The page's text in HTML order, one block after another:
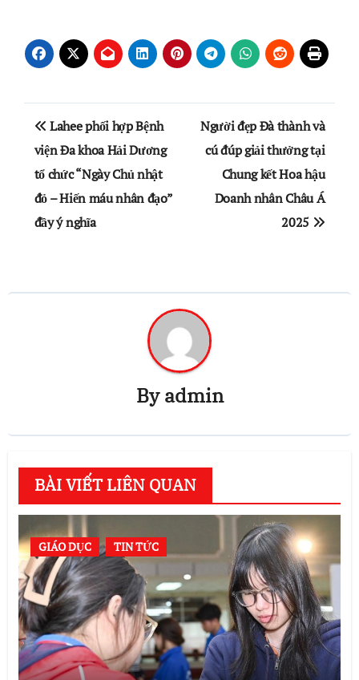
Điều
hướng
bài
viết
Lahee phối hợp Bệnh
viện Đa khoa Hải Dương
tổ chức “Ngày Chủ nhật
đỏ – Hiến máu nhân đạo”
đầy ý nghĩa
Người đẹp Đà thành và
cú đúp giải thưởng tại
Chung kết Hoa hậu
Doanh nhân Châu Á
2025
Byadmin
BÀI VIẾT LIÊN QUAN
GIÁO DỤC TIN TỨC